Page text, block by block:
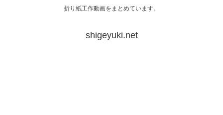
折り紙工作動画をまとめています。
shigeyuki.net